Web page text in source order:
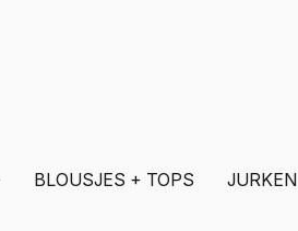
BLOUSJES + TOPS JURKEN